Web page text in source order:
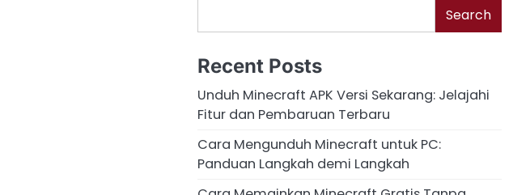
Search
Recent Posts
Unduh Minecraft APK Versi Sekarang: Jelajahi
Fitur dan Pembaruan Terbaru
Cara Mengunduh Minecraft untuk PC:
Panduan Langkah demi Langkah